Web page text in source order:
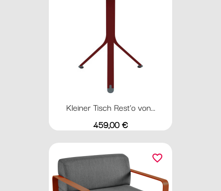
Kleiner Tisch Rest'o von...
Preis
459,00 €
favorite_border